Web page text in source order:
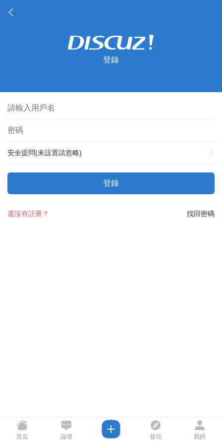
登錄
安全提問(未設置請忽略)
登錄
找回密碼
還沒有註冊？
首頁 論壇 發現 我的